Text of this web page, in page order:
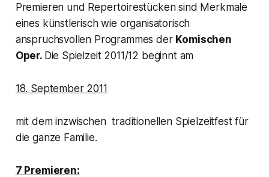
Premieren und Repertoirestücken sind Merkmale
eines künstlerisch wie organisatorisch
anspruchsvollen Programmes der Komischen
Oper. Die Spielzeit 2011/12 beginnt am
18. September 2011
mit dem inzwischen traditionellen Spielzeitfestfür
die ganze Familie.
7 Premieren: